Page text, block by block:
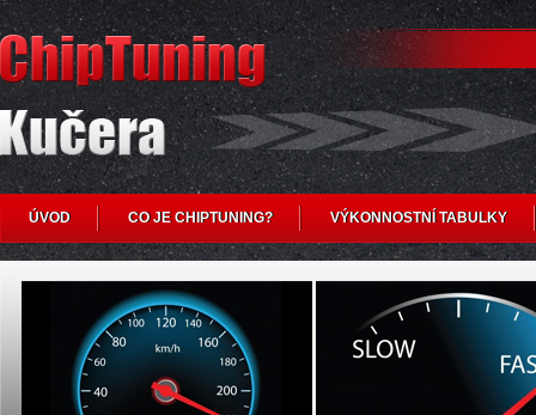
ÚVOD CO JE CHIPTUNING? VÝKONNOSTNÍ TABULKY